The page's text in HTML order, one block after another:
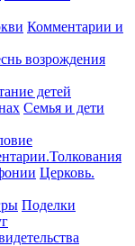
Комментарии и
возрождения
детей
Семья и дети
Церковь.
Поделки